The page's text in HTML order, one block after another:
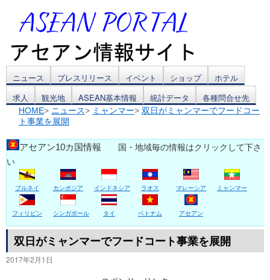
コ
ン
ン
ツ
へ
ス
キ
ッ
ニュース プレスリリース イベント ショップ
ホテル
求人
観光地 ASEAN基本情報 統計データ 各種問合せ先
HOME> ニュース> ミャンマー> 双日がミャンマーでフードコー
ト事業を展開
アセアン10カ国情報 国・地域毎の情報はクリックして下さ
い
ブルネイ カンボジア インドネシア ラオス マレーシア ミャンマー
フィリピン シンガポール タイ ベトナム アセアン
双日がミャンマーでフードコート事業を展開
2017年2月1日